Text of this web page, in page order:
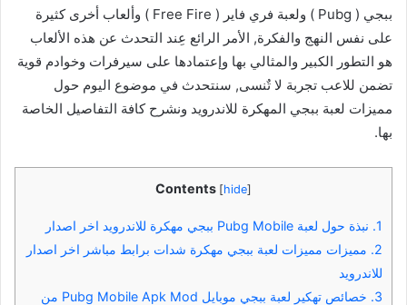
ببجي ( Pubg ) ولعبة فري فاير ( Free Fire ) وألعاب أخرى كثيرة
على نفس النهج والفكرة, الأمر الرائع عِند التحدث عن هذه الألعاب
هو التطور الكبير والمثالي بها وإعتمادها على سيرفرات وخوادم قوية
تضمن للاعب تجربة لا تٌنسى, سنتحدث في موضوع اليوم حول
مميزات لعبة ببجي المهكرة للاندرويد ونشرح كافة التفاصيل الخاصة
بها.
Contents [hide]
1. نبذة حول لعبة Pubg Mobile ببجي مهكرة للاندرويد اخر اصدار
2. مميزات مميزات لعبة ببجي مهكرة شدات برابط مباشر اخر اصدار
للاندرويد
3.
خصائص تهكير لعبة ببجي موبايل Pubg Mobile Apk Mod من